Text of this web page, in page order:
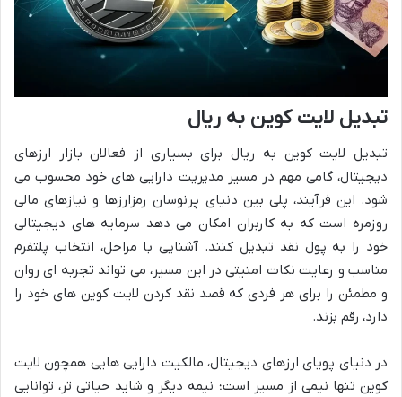
تبدیل لایت کوین به ریال
تبدیل لایت کوین به ریال برای بسیاری از فعالان بازار ارزهای
دیجیتال، گامی مهم در مسیر مدیریت دارایی های خود محسوب می
شود. این فرآیند، پلی بین دنیای پرنوسان رمزارزها و نیازهای مالی
روزمره است که به کاربران امکان می دهد سرمایه های دیجیتالی
خود را به پول نقد تبدیل کنند. آشنایی با مراحل، انتخاب پلتفرم
مناسب و رعایت نکات امنیتی در این مسیر، می تواند تجربه ای روان
و مطمئن را برای هر فردی که قصد نقد کردن لایت کوین های خود را
دارد، رقم بزند.
در دنیای پویای ارزهای دیجیتال، مالکیت دارایی هایی همچون لایت
کوین تنها نیمی از مسیر است؛ نیمه دیگر و شاید حیاتی تر، توانایی